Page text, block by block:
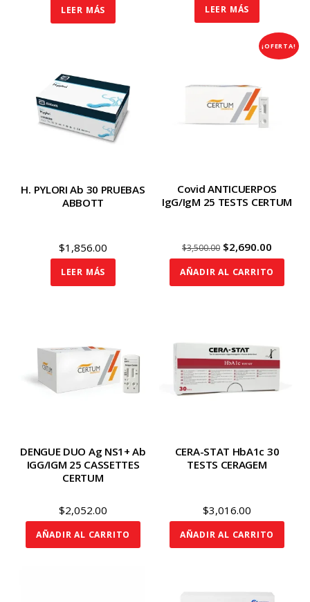
LEER MÁS
LEER MÁS
¡OFERTA!
Covid ANTICUERPOS
IgG/IgM 25 TESTS CERTUM
$3,500.00 Original
$2,690.00
price
AÑADIR AL CARRITO
H. PYLORI Ab 30 PRUEBAS
ABBOTT
$1,856.00
LEER MÁS
DENGUE DUO Ag NS1+ Ab
IGG/IGM 25 CASSETTES
CERTUM
$2,052.00
AÑADIR AL CARRITO
CERA-STAT HbA1c 30
TESTS CERAGEM
$3,016.00
AÑADIR AL CARRITO